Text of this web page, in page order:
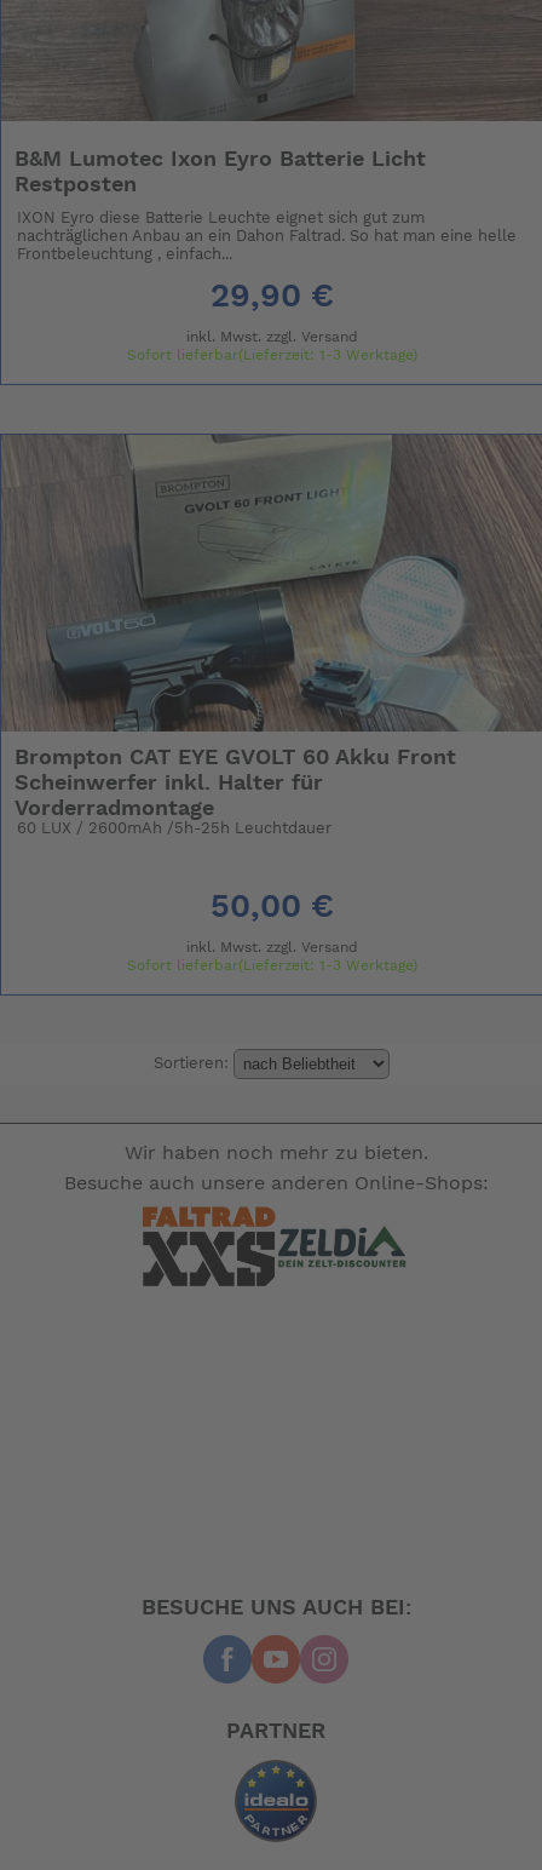
B&M Lumotec Ixon Eyro Batterie Licht
Restposten
IXON Eyro diese Batterie Leuchte eignet sich gut zum
nachträglichen Anbau an ein Dahon Faltrad. So hat man eine helle
Frontbeleuchtung , einfach...
29,90 €
inkl. Mwst. zzgl. Versand
Sofort lieferbar(Lieferzeit: 1-3 Werktage)
Brompton CAT EYE GVOLT 60 Akku Front
Scheinwerfer inkl. Halter für
Vorderradmontage
60 LUX / 2600mAh /5h-25h Leuchtdauer
50,00 €
inkl. Mwst. zzgl. Versand
Sofort lieferbar(Lieferzeit: 1-3 Werktage)
Sortieren:
Wir haben noch mehr zu bieten.
Besuche auch unsere anderen Online-Shops:
BESUCHE UNS AUCH BEI:
PARTNER